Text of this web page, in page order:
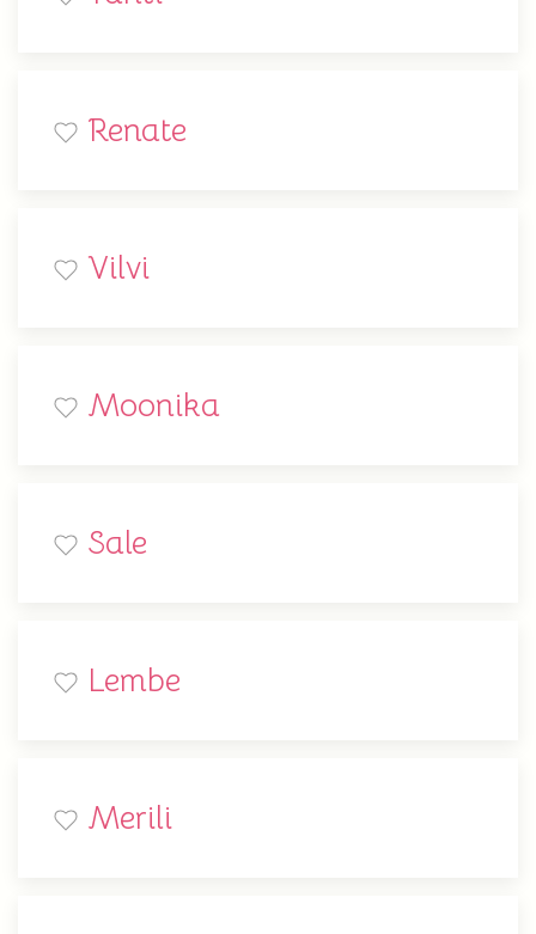
Renate
Vilvi
Moonika
Sale
Lembe
Merili